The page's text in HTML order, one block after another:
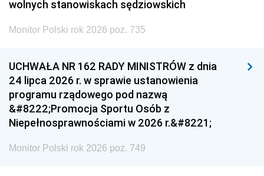
wolnych stanowiskach sędziowskich
Monitor Polski rok 2026 poz. 735
UCHWAŁA NR 162 RADY MINISTRÓW z dnia
24 lipca 2026 r. w sprawie ustanowienia
programu rządowego pod nazwą
&#8222;Promocja Sportu Osób z
Niepełnosprawnościami w 2026 r.&#8221;
Monitor Polski rok 2026 poz. 749